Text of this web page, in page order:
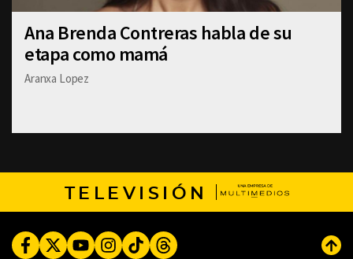
Ana Brenda Contreras habla de su
etapa como mamá
Aranxa Lopez
TELEVISIÓN
FacebookTwitterYoutubeInstagram
TikTokThreads